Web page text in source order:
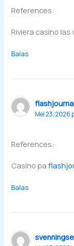
References:
Riviera casino
Balas
Mei 23, 2026
References:
Casino pa
Balas